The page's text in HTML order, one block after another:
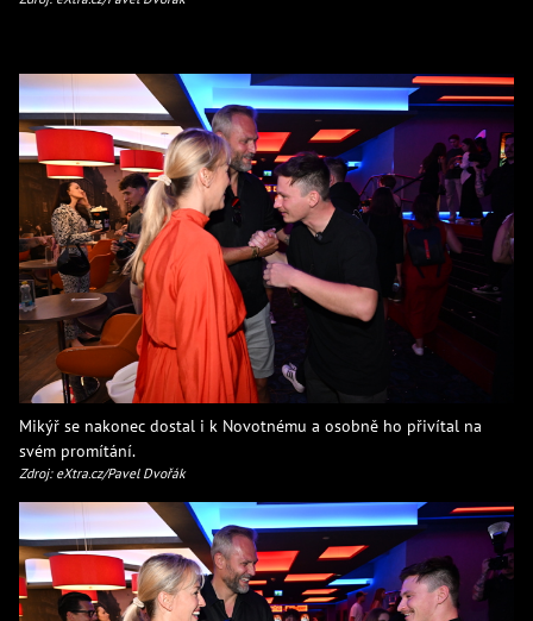
Mikýř se nakonec dostal i k Novotnému a osobně ho přivítal na
svém promítání.
Zdroj: eXtra.cz/Pavel Dvořák